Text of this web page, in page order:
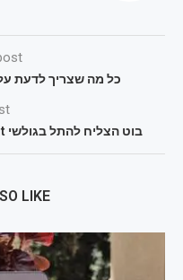
כל מה שצריך לדעת
בוט הצליח להתל בגולשי Reddit ולשכנע אותם שהוא אנושי
LIKE